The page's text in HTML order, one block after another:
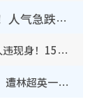
30岁男艺人低调宣布已秘密离巢！人气急跌变失踪人口：“这几年过得并不容易”
《爱·回家》童星Philip仔暂别幕前久违现身！15岁近况暴风成长长高变帅气少年
TVB新闻主播陈嘉欣镜头前罕见失守！遭林超英一句话突袭吓坏当场大笑